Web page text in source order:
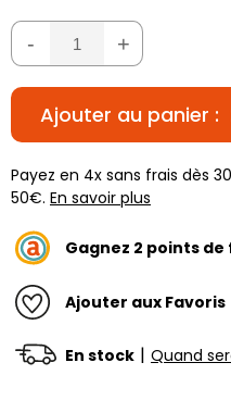
- +
Ajouter au panier :
Payez en 4x sans frais dès
50€. En savoir plus
Gagnez 2 points de
Ajouter aux Favoris
En stock | Quand